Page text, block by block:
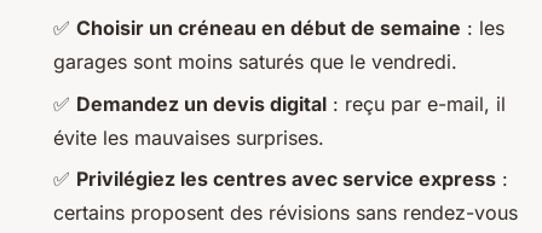
✅ Choisir un créneau en début de semaine : les
garages sont moins saturés que le vendredi.
✅ Demandez un devis digital : reçu par e-mail, il
évite les mauvaises surprises.
✅ Privilégiez les centres avec service express :
certains proposent des révisions sans rendez-vous